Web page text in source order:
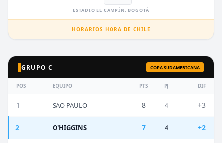
ESTADIO EL CAMPÍN, BOGOTÁ
HORARIOS HORA DE CHILE
GRUPO C COPA SUDAMERICANA
POS EQUIPO PTS PJ DIF
1 SAO PAULO 8 4 +3
2 O'HIGGINS 7 4 +2